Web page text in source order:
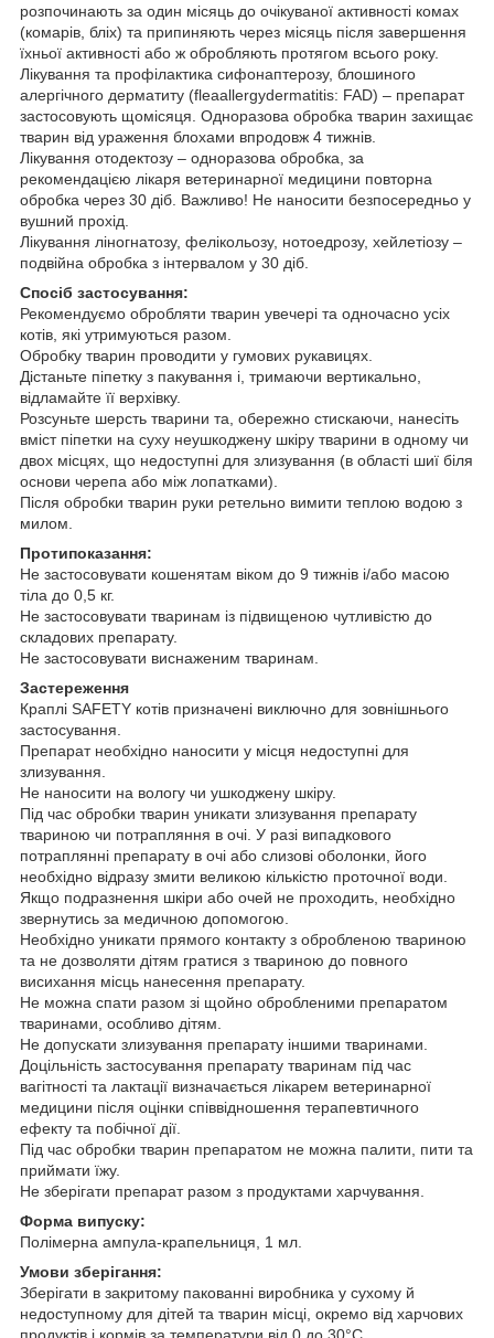
розпочинають за один місяць до очікуваної активності комах
(комарів, бліх) та припиняють через місяць після завершення
їхньої активності або ж обробляють протягом всього року.
Лікування та профілактика сифонаптерозу, блошиного
алергічного дерматиту (fleaallergydermatitis: FAD) – препарат
застосовують щомісяця. Одноразова обробка тварин захищає
тварин від ураження блохами впродовж 4 тижнів.
Лікування отодектозу – одноразова обробка, за
рекомендацією лікаря ветеринарної медицини повторна
обробка через 30 діб. Важливо! Не наносити безпосередньо у
вушний прохід.
Лікування ліногнатозу, фелікольозу, нотоедрозу, хейлетіозу –
подвійна обробка з інтервалом у 30 діб.
Спосіб застосування:
Рекомендуємо обробляти тварин увечері та одночасно усіх
котів, які утримуються разом.
Обробку тварин проводити у гумових рукавицях.
Дістаньте піпетку з пакування і, тримаючи вертикально,
відламайте її верхівку.
Розсуньте шерсть тварини та, обережно стискаючи, нанесіть
вміст піпетки на суху неушкоджену шкіру тварини в одному чи
двох місцях, що недоступні для злизування (в області шиї біля
основи черепа або між лопатками).
Після обробки тварин руки ретельно вимити теплою водою з
милом.
Протипоказання:
Не застосовувати кошенятам віком до 9 тижнів і/або масою
тіла до 0,5 кг.
Не застосовувати тваринам із підвищеною чутливістю до
складових препарату.
Не застосовувати виснаженим тваринам.
Застереження
Краплі SAFETY котів призначені виключно для зовнішнього
застосування.
Препарат необхідно наносити у місця недоступні для
злизування.
Не наносити на вологу чи ушкоджену шкіру.
Під час обробки тварин уникати злизування препарату
твариною чи потрапляння в очі. У разі випадкового
потраплянні препарату в очі або слизові оболонки, його
необхідно відразу змити великою кількістю проточної води.
Якщо подразнення шкіри або очей не проходить, необхідно
звернутись за медичною допомогою.
Необхідно уникати прямого контакту з обробленою твариною
та не дозволяти дітям гратися з твариною до повного
висихання місць нанесення препарату.
Не можна спати разом зі щойно обробленими препаратом
тваринами, особливо дітям.
Не допускати злизування препарату іншими тваринами.
Доцільність застосування препарату тваринам під час
вагітності та лактації визначається лікарем ветеринарної
медицини після оцінки співвідношення терапевтичного
ефекту та побічної дії.
Під час обробки тварин препаратом не можна палити, пити та
приймати їжу.
Не зберігати препарат разом з продуктами харчування.
Форма випуску:
Полімерна ампула-крапельниця, 1 мл.
Умови зберігання:
Зберігати в закритому пакованні виробника у сухому й
недоступному для дітей та тварин місці, окремо від харчових
продуктів і кормів за температури від 0 до 30°С.